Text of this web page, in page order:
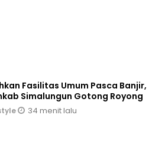
Fasilitas Umum Pasca Banjir,
Simalungun Gotong Royong
34 menit lalu